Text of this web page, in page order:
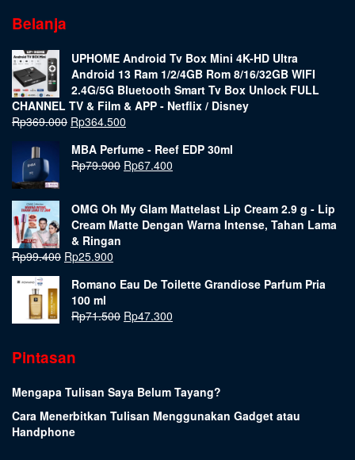
Belanja
UPHOME Android Tv Box Mini 4K-HD Ultra
Android 13 Ram 1/2/4GB Rom 8/16/32GB WIFI
2.4G/5G Bluetooth Smart Tv Box Unlock FULL
CHANNEL TV & Film & APP - Netflix / Disney
Rp369.000 Rp364.500
MBA Perfume - Reef EDP 30ml
Rp79.900 Rp67.400
OMG Oh My Glam Mattelast Lip Cream 2.9 g - Lip
Cream Matte Dengan Warna Intense, Tahan Lama
& Ringan
Rp99.400 Rp25.900
Romano Eau De Toilette Grandiose Parfum Pria
100 ml
Rp71.500 Rp47.300
Pintasan
Mengapa Tulisan Saya Belum Tayang?
Cara Menerbitkan Tulisan Menggunakan Gadget atau
Handphone